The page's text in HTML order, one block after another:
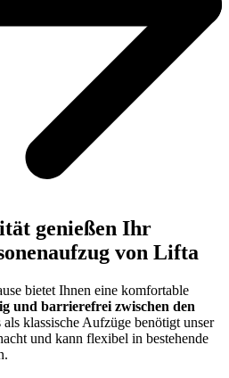
genießen Ihr
von Lifta
bietet Ihnen eine komfortable
und barrierefrei zwischen den
als klassische Aufzüge benötigt unser
und kann flexibel in bestehende